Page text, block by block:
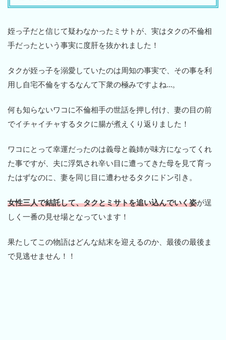
姪っ子だと信じて疑わなかったミサトが、実はタクの不倫相
手だったという事実に度肝を抜かれました！
タクが姪っ子を溺愛していたのは周知の事実で、その事を利
用し自宅不倫をするなんて下衆の極みですよね…。
何も知らないワコに不倫相手の世話を押し付け、妻の目の前
でイチャイチャするタクに腸が煮えくり返りました！
ワコにとって幸運だったのは義母と義姉が味方になってくれ
た事ですが、夫に浮気され辛い目に遭ってきた母を見て育っ
たはずなのに、妻を同じ目に遭わせるタクにドン引き。
女性三人で結託して、タクとミサトを追い込んでいく姿が逞
しく一番の見せ場となっています！
果たしてこの物語はどんな結末を迎えるのか、最後の最後ま
で見逃せません！！